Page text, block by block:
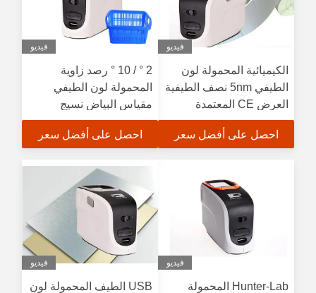
فيديو
الكيميائية المحمولة لون
الطيفي 5nm نصف الطيفية
العرض CE المعتمدة
احصل على أفضل سعر
فيديو
2 ° / 10 ° رصد زاوية
المحمولة لون الطيفي
مقياس البياض نسيج
احصل على أفضل سعر
فيديو
Hunter-Lab المحمولة
فيديو
USB الطيف المحمولة لون